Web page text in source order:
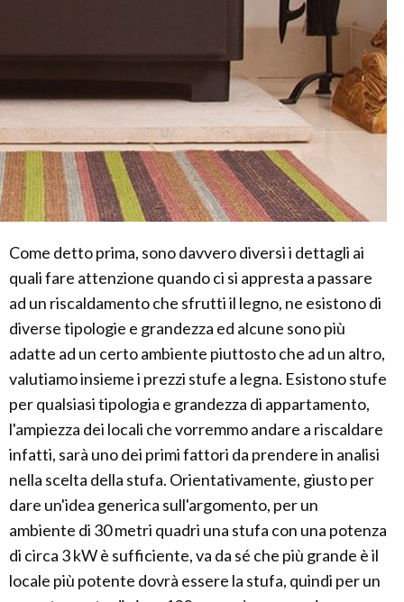
Come detto prima, sono davvero diversi i dettagli ai
quali fare attenzione quando ci si appresta a passare
ad un riscaldamento che sfrutti il legno, ne esistono di
diverse tipologie e grandezza ed alcune sono più
adatte ad un certo ambiente piuttosto che ad un altro,
valutiamo insieme i prezzi stufe a legna. Esistono stufe
per qualsiasi tipologia e grandezza di appartamento,
l'ampiezza dei locali che vorremmo andare a riscaldare
infatti, sarà uno dei primi fattori da prendere in analisi
nella scelta della stufa. Orientativamente, giusto per
dare un'idea generica sull'argomento, per un
ambiente di 30 metri quadri una stufa con una potenza
di circa 3 kW è sufficiente, va da sé che più grande è il
locale più potente dovrà essere la stufa, quindi per un